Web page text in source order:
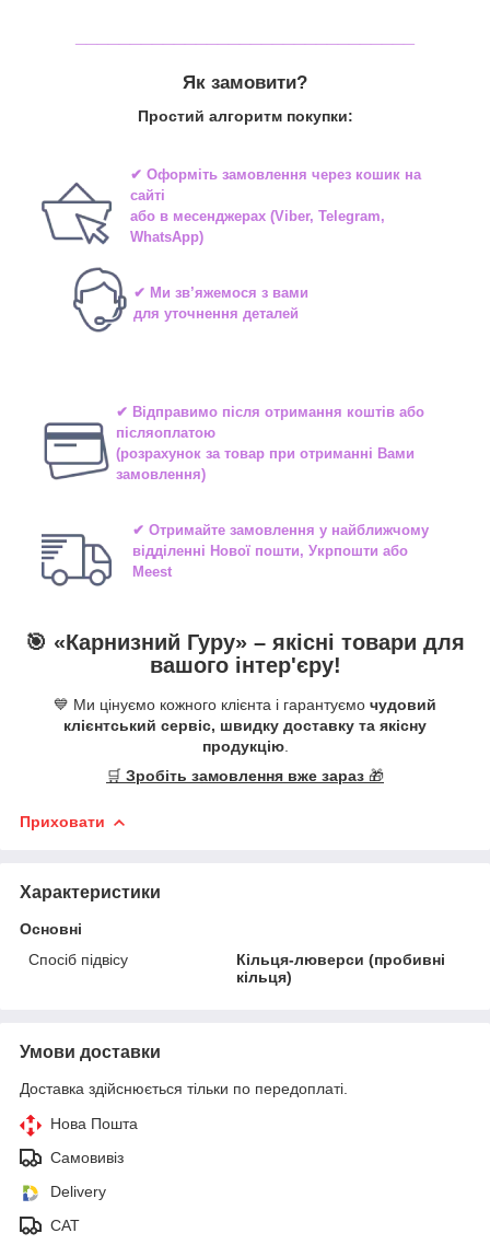
Як замовити?
Простий алгоритм покупки:
✔ Оформіть замовлення через кошик на
сайті
або в месенджерах(Viber, Telegram,
WhatsApp)
✔ Ми зв’яжемося з вами
для уточнення деталей
✔ Відправимо після отримання коштів або
післяоплатою
(розрахунок за товар при отриманні Вами
замовлення)
✔ Отримайте замовлення у найближчому
відділенні Нової пошти, Укрпошти або
Meest
🎯 «Карнизний Гуру» – якісні товари для
вашого інтер'єру!
💙 Ми цінуємо кожного клієнта і гарантуємо чудовий
клієнтський сервіс, швидку доставку та якісну
продукцію.
🛒 Зробіть замовлення вже зараз 🎁
Приховати
Характеристики
Основні
Спосіб підвісу
Кільця-люверси (пробивні
кільця)
Умови доставки
Доставка здійснюється тільки по передоплаті.
Нова Пошта
Самовивіз
Delivery
САТ